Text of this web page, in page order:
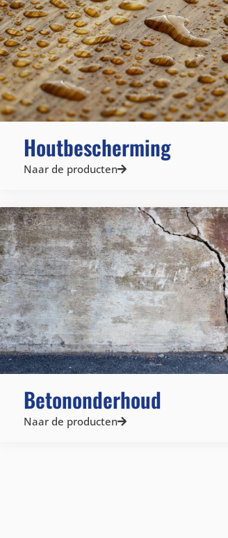
Houtbescherming
Naar de producten
Betononderhoud
Naar de producten